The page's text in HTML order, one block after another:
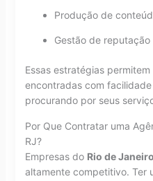
Produção de
Gestão de reputação
Essas estratégias
encontradas com
procurando por seus
Por Que Contratar uma
RJ?
Empresas do Rio de Janeiro
altamente competitivo. Ter